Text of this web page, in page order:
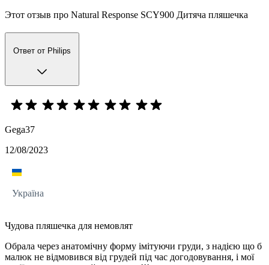
Этот отзыв про Natural Response SCY900 Дитяча пляшечка
Ответ от Philips
Gega37
12/08/2023
Україна
Чудова пляшечка для немовлят
Обрала через анатомічну форму імітуючи груди, з надією що б
малюк не відмовився від грудей під час догодовування, і мої